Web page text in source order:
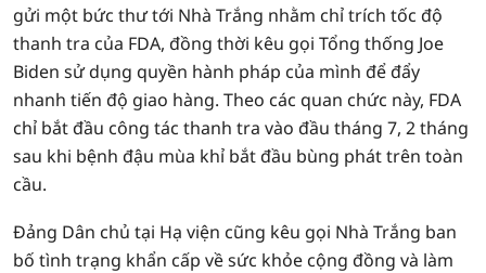
gửi một bức thư tới Nhà Trắng nhằm chỉ trích tốc độ
thanh tra của FDA, đồng thời kêu gọi Tổng thống Joe
Biden sử dụng quyền hành pháp của mình để đẩy
nhanh tiến độ giao hàng. Theo các quan chức này, FDA
chỉ bắt đầu công tác thanh tra vào đầu tháng 7, 2 tháng
sau khi bệnh đậu mùa khỉ bắt đầu bùng phát trên toàn
cầu.
Đảng Dân chủ tại Hạ viện cũng kêu gọi Nhà Trắng ban
bố tình trạng khẩn cấp về sức khỏe cộng đồng và làm